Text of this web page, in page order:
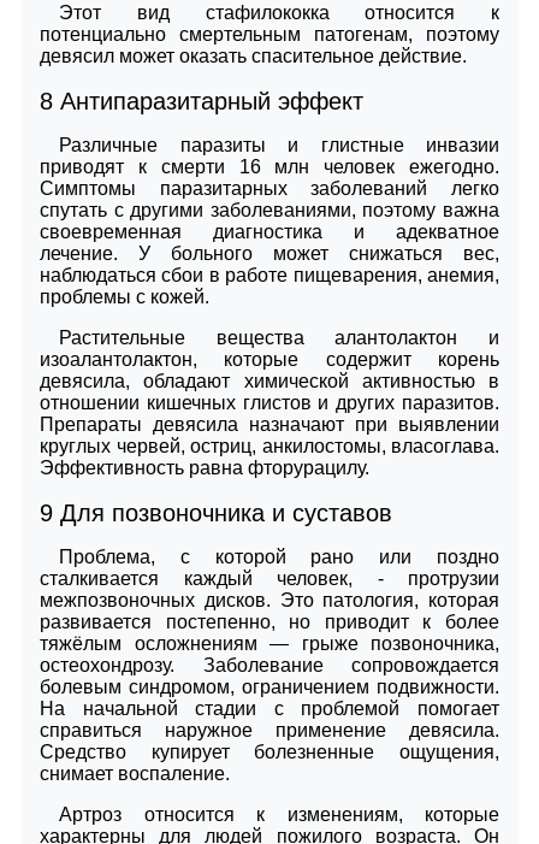
Этот вид стафилококка относится к
потенциально смертельным патогенам, поэтому
девясил может оказать спасительное действие.
8 Антипаразитарный эффект
Различные паразиты и глистные инвазии
приводят к смерти 16 млн человек ежегодно.
Симптомы паразитарных заболеваний легко
спутать с другими заболеваниями, поэтому важна
своевременная диагностика и адекватное
лечение. У больного может снижаться вес,
наблюдаться сбои в работе пищеварения, анемия,
проблемы с кожей.
Растительные вещества алантолактон и
изоалантолактон, которые содержит корень
девясила, обладают химической активностью в
отношении кишечных глистов и других паразитов.
Препараты девясила назначают при выявлении
круглых червей, остриц, анкилостомы, власоглава.
Эффективность равна фторурацилу.
9 Для позвоночника и суставов
Проблема, с которой рано или поздно
сталкивается каждый человек, - протрузии
межпозвоночных дисков. Это патология, которая
развивается постепенно, но приводит к более
тяжёлым осложнениям — грыже позвоночника,
остеохондрозу. Заболевание сопровождается
болевым синдромом, ограничением подвижности.
На начальной стадии с проблемой помогает
справиться наружное применение девясила.
Средство купирует болезненные ощущения,
снимает воспаление.
Артроз относится к изменениям, которые
характерны для людей пожилого возраста. Он